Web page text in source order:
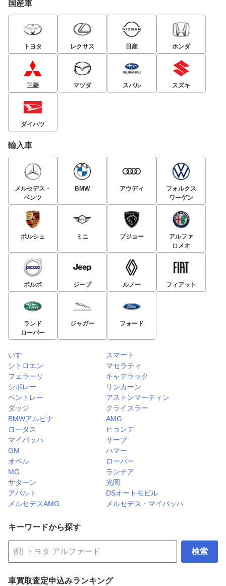
国産車
トヨタ レクサス 日産 ホンダ
三菱 マツダ スバル スズキ
ダイハツ
輸入車
メルセデス・
ベンツ
BMW アウディ
フォルクス
ワーゲン
ポルシェ ミニ プジョー
アルファ
ロメオ
ボルボ ジープ ルノー フィアット
ランド
ローバー
ジャガー フォード
いすゞ
スマート
シトロエン
マセラティ
フェラーリ
キャデラック
シボレー
リンカーン
ベントレー
アストンマーティン
ダッジ
クライスラー
BMWアルピナ
AMG
ロータス
ヒョンデ
マイバッハ
サーブ
GM
ハマー
オペル
ローバー
MG
ランチア
サターン
光岡
アバルト
DSオートモビル
メルセデスAMG
メルセデス・マイバッハ
キーワードから探す
検索
車買取査定申込みランキング